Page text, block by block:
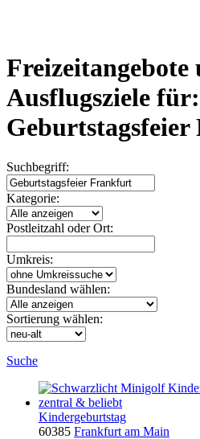
Freizeitangebote
Ausflugsziele für:
Suchbegriff:
Kategorie:
Postleitzahl oder Ort:
Umkreis:
Bundesland wählen:
Sortierung wählen:
Suche
Kindergeburtstag
60385 Frankfurt am Main